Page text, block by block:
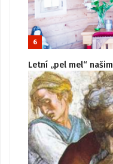
6
Letní „pel mel“